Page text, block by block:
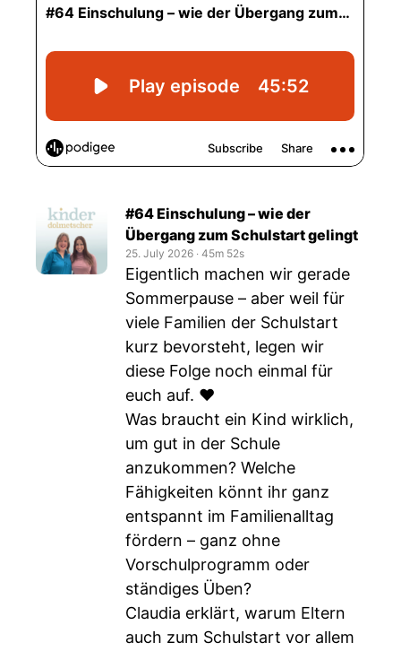
#64 Einschulung – wie der
Übergang zum Schulstart gelingt
25. July 2026 ‧ 45m 52s
Eigentlich machen wir gerade
Sommerpause – aber weil für
viele Familien der Schulstart
kurz bevorsteht, legen wir
diese Folge noch einmal für
euch auf. ❤️
Was braucht ein Kind wirklich,
um gut in der Schule
anzukommen? Welche
Fähigkeiten könnt ihr ganz
entspannt im Familienalltag
fördern – ganz ohne
Vorschulprogramm oder
ständiges Üben?
Claudia erklärt, warum Eltern
auch zum Schulstart vor allem